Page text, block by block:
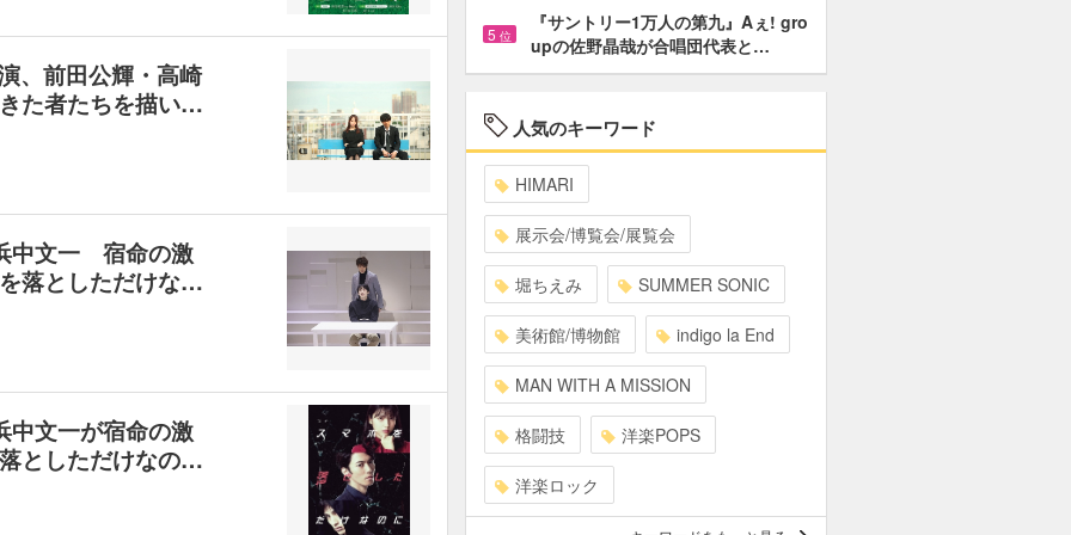
、前田公輝・高崎
た者たちを描い…
中文一 宿命の激
落としただけな…
中文一が宿命の激
としただけなの…
5 位
『サントリー1万人の第九』Aぇ! gro
upの佐野晶哉が合唱団代表と…
人気のキーワード
HIMARI
展示会/博覧会/展覧会
堀ちえみ SUMMER SONIC
美術館/博物館 indigo la End
MAN WITH A MISSION
格闘技 洋楽POPS
洋楽ロック